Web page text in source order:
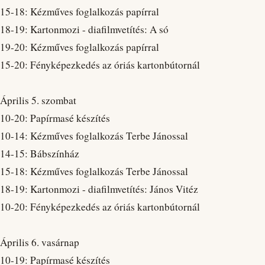
15-18: Kézműves foglalkozás papírral
18-19: Kartonmozi - diafilmvetítés: A só
19-20: Kézműves foglalkozás papírral
15-20: Fényképezkedés az óriás kartonbútornál
Április 5. szombat
10-20: Papírmasé készítés
10-14: Kézműves foglalkozás Terbe Jánossal
14-15: Bábszínház
15-18: Kézműves foglalkozás Terbe Jánossal
18-19: Kartonmozi - diafilmvetítés: János Vitéz
10-20: Fényképezkedés az óriás kartonbútornál
Április 6. vasárnap
10-19: Papírmasé készítés